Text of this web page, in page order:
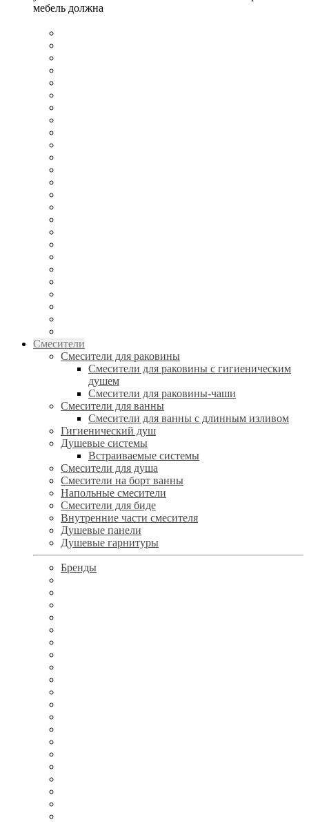
мебель должна
Смесители
Смесители для раковины
Смесители для раковины с гигиеническим
душем
Смесители для раковины-чаши
Смесители для ванны
Смесители для ванны с длинным изливом
Гигиенический душ
Душевые системы
Встраиваемые системы
Смесители для душа
Смесители на борт ванны
Напольные смесители
Смесители для биде
Внутренние части смесителя
Душевые панели
Душевые гарнитуры
Бренды